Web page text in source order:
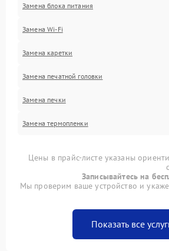
Замена блока питания
Замена Wi-Fi
Замена каретки
Замена печатной головки
Замена печки
Замена термопленки
Цены в прайс-листе указаны
Записывайтесь на
Мы проверим ваше устройство и
Показать все